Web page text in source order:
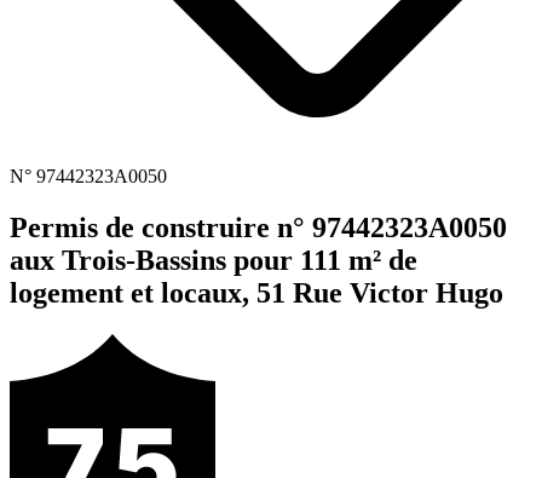
N° 97442323A0050
Permis de construire n° 97442323A0050
aux Trois-Bassins pour 111 m² de
logement et locaux, 51 Rue Victor Hugo